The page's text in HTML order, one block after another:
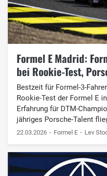
Formel E Madrid:
bei Rookie-Test,
Bestzeit für Formel-3-
Rookie-Test der Formel E
Erfahrung für DTM-
jähriges Porsche-Talent
22.03.2026 Formel E Lev